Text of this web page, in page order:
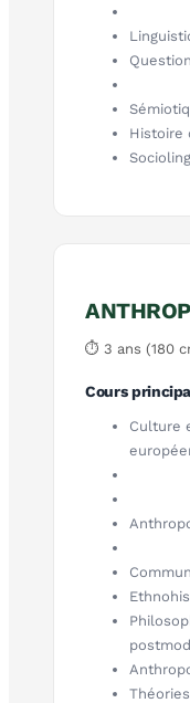
Histoire
⏱ 3 ans (180
Cours
Culture